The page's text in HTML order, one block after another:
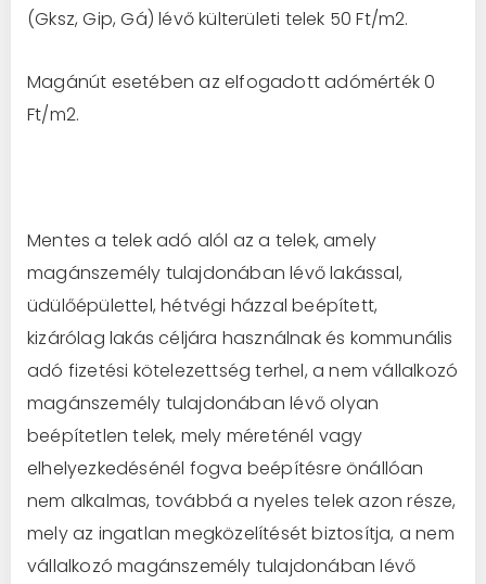
(Gksz, Gip, Gá) lévő külterületi telek 50 Ft/m2.
Magánút esetében az elfogadott adómérték 0
Ft/m2.
Mentes a telek adó alól az a telek, amely
magánszemély tulajdonában lévő lakással,
üdülőépülettel, hétvégi házzal beépített,
kizárólag lakás céljára használnak és kommunális
adó fizetési kötelezettség terhel, a nem vállalkozó
magánszemély tulajdonában lévő olyan
beépítetlen telek, mely méreténél vagy
elhelyezkedésénél fogva beépítésre önállóan
nem alkalmas, továbbá a nyeles telek azon része,
mely az ingatlan megközelítését biztosítja, a nem
vállalkozó magánszemély tulajdonában lévő